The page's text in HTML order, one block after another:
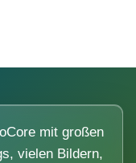
mit großen
vielen Bildern,